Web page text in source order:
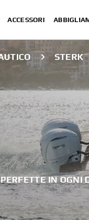
ACCESSORI
STERK
IN OGNI